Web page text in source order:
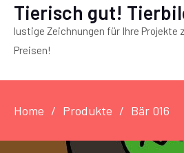
Tierisch gut!
lustige Zeichnungen für Ihre Projekte
Preisen!
Home Produkte Bär 016